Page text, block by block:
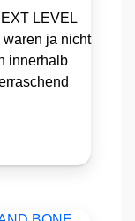
LEVEL
ja nicht
innerhalb